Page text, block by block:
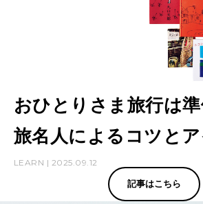
おひとりさま旅行は準
旅名人によるコツと
LEARN | 2025.09.12
記事はこちら